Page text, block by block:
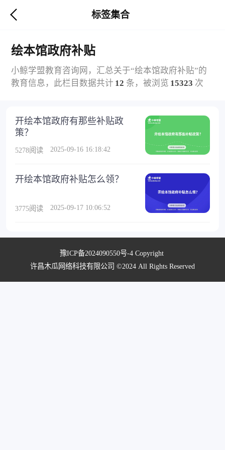
标签集合
绘本馆政府补贴
小鲸学盟教育咨询网，汇总关于“绘本馆政府补贴”的
教育信息，此栏目数据共计 12 条，被浏览 15323 次
开绘本馆政府有那些补贴政
策？
5278阅读 2025-09-16 16:18:42
开绘本馆政府补贴怎么领？
3775阅读 2025-09-17 10:06:52
豫ICP备2024090550号-4Copyright
许昌木瓜网络科技有限公司 ©2024 All Rights Reserved